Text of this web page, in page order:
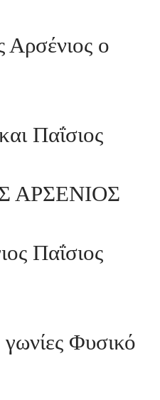
Αρσένιος ο
Παΐσιος
ΑΡΣΕΝΙΟΣ
Παΐσιος
Φυσικό